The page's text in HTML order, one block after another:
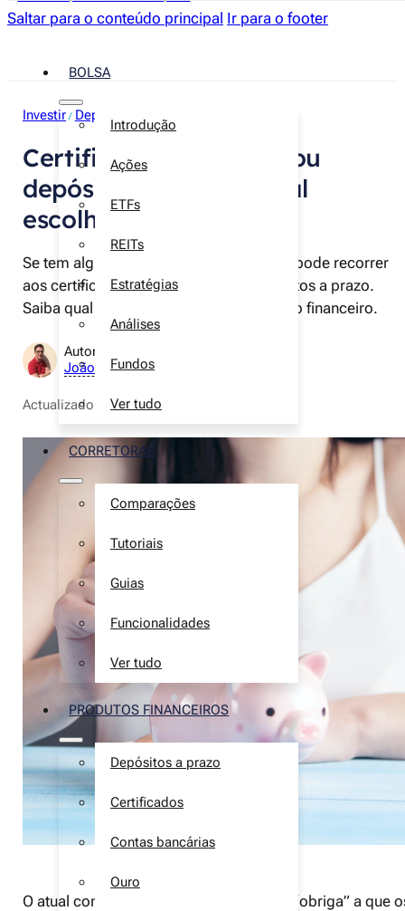
Saltar para o conteúdo principal Ir para o footer
BOLSA
Introdução
Ações
ETFs
REITs
Estratégias
Análises
Fundos
Ver tudo
CORRETORAS
Comparações
Tutoriais
Guias
Funcionalidades
Ver tudo
PRODUTOS FINANCEIROS
Depósitos a prazo
Certificados
Contas bancárias
Ouro
Investir / Depósitos a prazo
Certificados de aforro ou
depósitos a prazo? Qual
escolher?
Se tem algum dinheiro para rentabilizar, pode recorrer
aos certificados de aforro ou aos depósitos a prazo.
Saiba qual o produto com melhor retorno financeiro.
Autor:
João Neves
Actualizado a 20 de novembro de 2025
O atual contexto económico português, “obriga” a que